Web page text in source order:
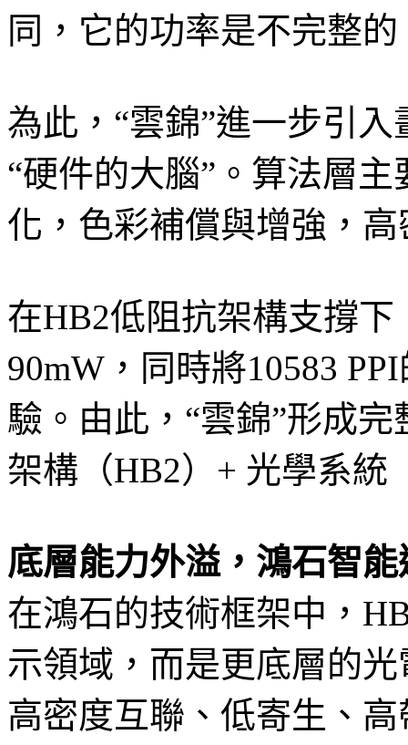
同，它的功率是不完整
為此，“雲錦”進一步引
“硬件的大腦”。算法層
化，色彩補償與增強，
在HB2低阻抗架構支撐
90mW，同時將10583
驗。由此，“雲錦”形成
架構（HB2）+ 光學系統
底層能力外溢，鴻石智
在鴻石的技術框架中，
示領域，而是更底層的
高密度互聯、低寄生、